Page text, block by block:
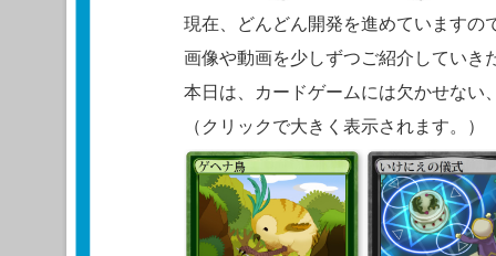
現在、どんどん開発を進めていますの
画像や動画を少しずつご紹介していき
本日は、カードゲームには欠かせない
（クリックで大きく表示されます。）